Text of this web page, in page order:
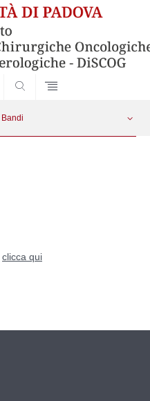
Bandi
clicca qui